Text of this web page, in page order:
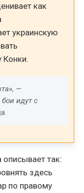
как
украинскую
Конки.
—
бои идут с
так:
здесь
по правому